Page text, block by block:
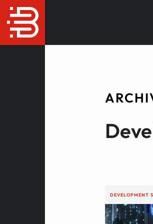
DEVELOPMENT